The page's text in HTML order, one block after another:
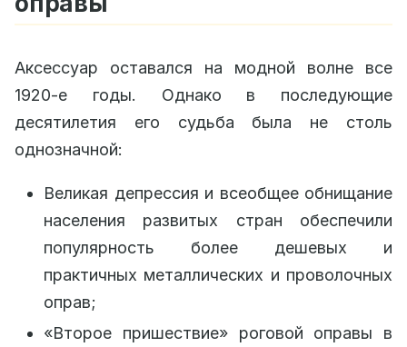
Аксессуар оставался на модной волне все
1920-е годы. Однако в последующие
десятилетия его судьба была не столь
однозначной:
Великая депрессия и всеобщее обнищание
населения развитых стран обеспечили
популярность более дешевых и
практичных металлических и проволочных
оправ;
«Второе пришествие» роговой оправы в